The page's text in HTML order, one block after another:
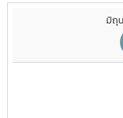
มิถุ